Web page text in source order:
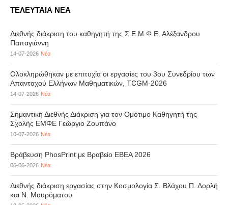
ΤΕΛΕΥΤΑΙΑ ΝΕΑ
Διεθνής διάκριση του καθηγητή της Σ.Ε.Μ.Φ.Ε. Αλέξανδρου
Παπαγιάννη
14-07-2026 Νέα
Ολοκληρώθηκαν με επιτυχία οι εργασίες του 3ου Συνεδρίου των
Απανταχού Ελλήνων Μαθηματικών, TCGM-2026
14-07-2026 Νέα
Σημαντική Διεθνής Διάκριση για τον Ομότιμο Καθηγητή της
Σχολής ΕΜΦΕ Γεώργιο Ζουπάνο
10-07-2026 Νέα
Βράβευση PhosPrint με Βραβείο ΕΒΕΑ 2026
06-06-2026 Νέα
Διεθνής διάκριση εργασίας στην Κοσμολογία Σ. Βλάχου Π. Δορλή
και Ν. Μαυρόματου